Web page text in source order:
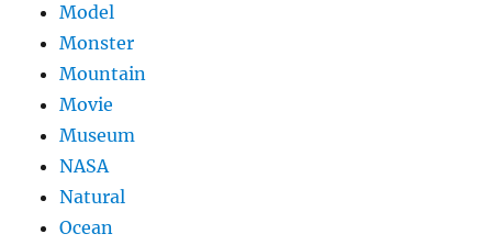
Model
Monster
Mountain
Movie
Museum
NASA
Natural
Ocean